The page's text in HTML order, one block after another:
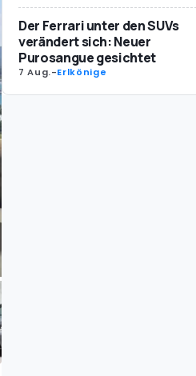
Der Ferrari unter den SUVs
verändert sich: Neuer
Purosangue gesichtet
7 Aug.-Erlkönige